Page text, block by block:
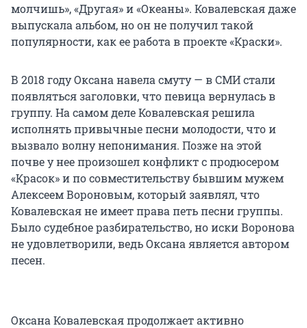
молчишь», «Другая» и «Океаны». Ковалевская даже
выпускала альбом, но он не получил такой
популярности, как ее работа в проекте «Краски».
В 2018 году Оксана навела смуту — в СМИ стали
появляться заголовки, что певица вернулась в
группу. На самом деле Ковалевская решила
исполнять привычные песни молодости, что и
вызвало волну непонимания. Позже на этой
почве у нее произошел конфликт с продюсером
«Красок» и по совместительству бывшим мужем
Алексеем Вороновым, который заявлял, что
Ковалевская не имеет права петь песни группы.
Было судебное разбирательство, но иски Воронова
не удовлетворили, ведь Оксана является автором
песен.
Оксана Ковалевская продолжает активно